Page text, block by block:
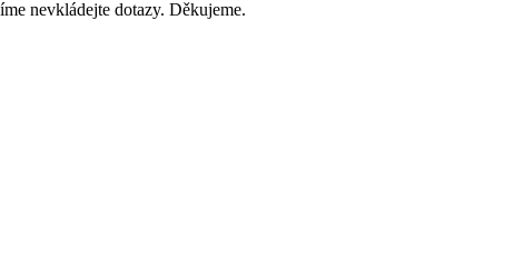
nevkládejte dotazy. Děkujeme.